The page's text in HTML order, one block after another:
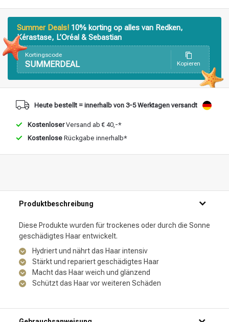
Stylingprodukte Haarfärbung
Summer Deals! 10% korting op alles van Redken,
Kérastase, L’Oréal & Sebastian
Kortingscode
SUMMERDEAL Kopieren
Heute bestellt = innerhalb von 3-5 Werktagen versandt
KostenloserVersand ab € 40,-*
Kostenlose Rückgabe innerhalb*
Produktbeschreibung
Diese Produkte wurden für trockenes oder durch die Sonne
geschädigtes Haar entwickelt.
Hydriert und nährt das Haar intensiv
Stärkt und repariert geschädigtes Haar
Macht das Haar weich und glänzend
Schützt das Haar vor weiteren Schäden